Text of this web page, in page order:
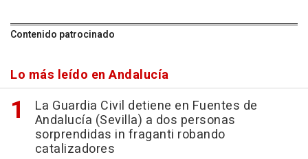
Contenido patrocinado
Lo más leído en Andalucía
La Guardia Civil detiene en Fuentes de
Andalucía (Sevilla) a dos personas
sorprendidas in fraganti robando
catalizadores